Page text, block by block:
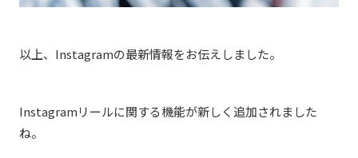
以上、Instagramの最新情報をお伝えしました。
Instagramリールに関する機能が新しく追加されました
ね。